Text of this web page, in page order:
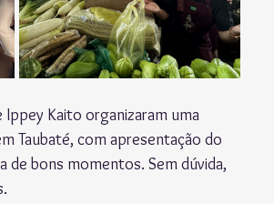
Ippey Kaito organizaram uma
Taubaté, com apresentação do
de bons momentos. Sem dúvida,